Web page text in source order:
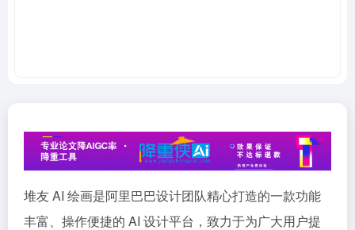
堆友 AI 绘画是阿里巴巴设计团队精心打造的一款功能
丰富、操作便捷的 AI 设计平台，致力于为广大用户提